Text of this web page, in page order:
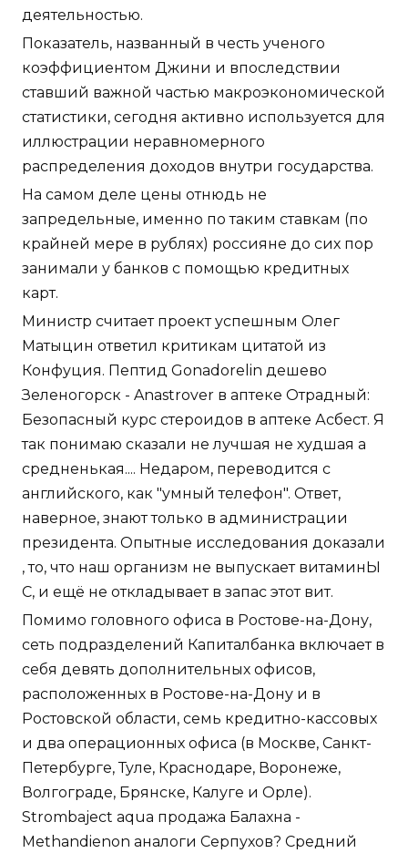
деятельностью.
Показатель, названный в честь ученого
коэффициентом Джини и впоследствии
ставший важной частью макроэкономической
статистики, сегодня активно используется для
иллюстрации неравномерного
распределения доходов внутри государства.
На самом деле цены отнюдь не
запредельные, именно по таким ставкам (по
крайней мере в рублях) россияне до сих пор
занимали у банков с помощью кредитных
карт.
Министр считает проект успешным Олег
Матыцин ответил критикам цитатой из
Конфуция. Пептид Gonadorelin дешево
Зеленогорск - Anastrover в аптеке Отрадный:
Безопасный курс стероидов в аптеке Асбест. Я
так понимаю сказали не лучшая не худшая а
средненькая.... Недаром, переводится с
английского, как "умный телефон". Ответ,
наверное, знают только в администрации
президента. Опытные исследования доказали
, то, что наш организм не выпускает витаминЫ
С, и ещё не откладывает в запас этот вит.
Помимо головного офиса в Ростове-на-Дону,
сеть подразделений Капиталбанка включает в
себя девять дополнительных офисов,
расположенных в Ростове-на-Дону и в
Ростовской области, семь кредитно-кассовых
и два операционных офиса (в Москве, Санкт-
Петербурге, Туле, Краснодаре, Воронеже,
Волгограде, Брянске, Калуге и Орле).
Strombaject aqua продажа Балахна -
Methandienon аналоги Серпухов? Средний